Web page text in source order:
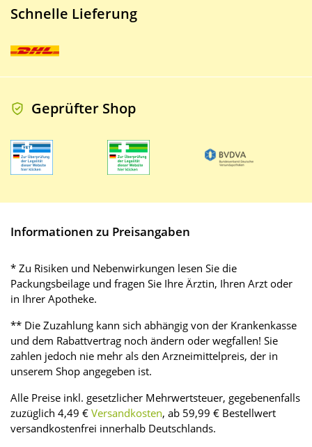
Schnelle Lieferung
Geprüfter Shop
Informationen zu Preisangaben
* Zu Risiken und Nebenwirkungen lesen Sie die
Packungsbeilage und fragen Sie Ihre Ärztin, Ihren Arzt oder
in Ihrer Apotheke.
** Die Zuzahlung kann sich abhängig von der Krankenkasse
und dem Rabattvertrag noch ändern oder wegfallen! Sie
zahlen jedoch nie mehr als den Arzneimittelpreis, der in
unserem Shop angegeben ist.
Alle Preise inkl. gesetzlicher Mehrwertsteuer, gegebenenfalls
zuzüglich 4,49 € Versandkosten, ab 59,99 € Bestellwert
versandkostenfrei innerhalb Deutschlands.